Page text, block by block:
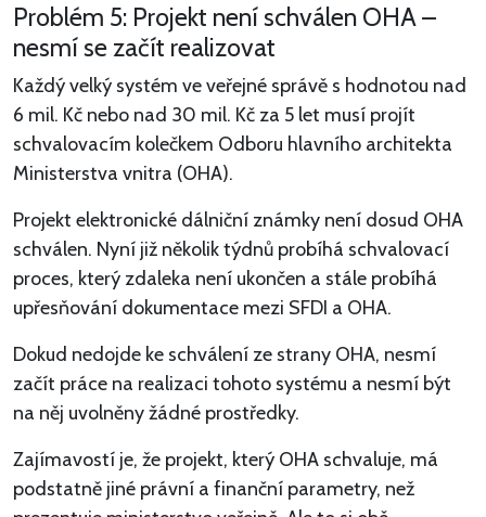
Problém 5: Projekt není schválen OHA –
nesmí se začít realizovat
Každý velký systém ve veřejné správě s hodnotou nad
6 mil. Kč nebo nad 30 mil. Kč za 5 let musí projít
schvalovacím kolečkem Odboru hlavního architekta
Ministerstva vnitra (OHA).
Projekt elektronické dálniční známky není dosud OHA
schválen. Nyní již několik týdnů probíhá schvalovací
proces, který zdaleka není ukončen a stále probíhá
upřesňování dokumentace mezi SFDI a OHA.
Dokud nedojde ke schválení ze strany OHA, nesmí
začít práce na realizaci tohoto systému a nesmí být
na něj uvolněny žádné prostředky.
Zajímavostí je, že projekt, který OHA schvaluje, má
podstatně jiné právní a finanční parametry, než